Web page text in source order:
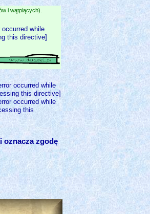
i wątpiących).
occurred while
this directive]
occurred while
this directive]
occurred while
this
oznacza zgodę